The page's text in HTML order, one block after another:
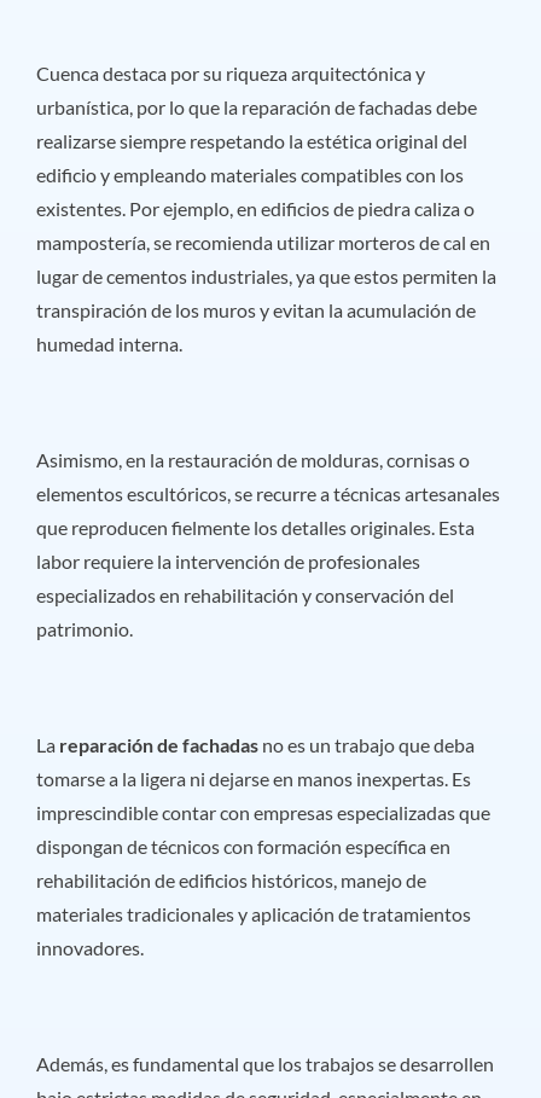
Cuenca destaca por su riqueza arquitectónica y
urbanística, por lo que la reparación de fachadas debe
realizarse siempre respetando la estética original del
edificio y empleando materiales compatibles con los
existentes. Por ejemplo, en edificios de piedra caliza o
mampostería, se recomienda utilizar morteros de cal en
lugar de cementos industriales, ya que estos permiten la
transpiración de los muros y evitan la acumulación de
humedad interna.
Asimismo, en la restauración de molduras, cornisas o
elementos escultóricos, se recurre a técnicas artesanales
que reproducen fielmente los detalles originales. Esta
labor requiere la intervención de profesionales
especializados en rehabilitación y conservación del
patrimonio.
La reparación de fachadasno es un trabajo que deba
tomarse a la ligera ni dejarse en manos inexpertas. Es
imprescindible contar con empresas especializadas que
dispongan de técnicos con formación específica en
rehabilitación de edificios históricos, manejo de
materiales tradicionales y aplicación de tratamientos
innovadores.
Además, es fundamental que los trabajos se desarrollen